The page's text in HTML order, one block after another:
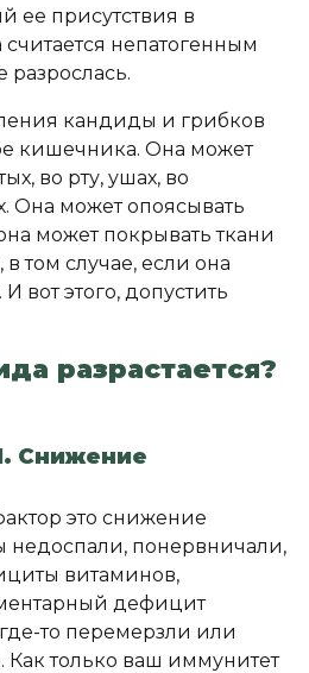
ее присутствия в
непатогенным
разрослась.
кандиды и грибков
кишечника. Она может
во рту, ушах, во
Она может опоясывать
может покрывать ткани
том случае, если она
вот этого, допустить
разрастается?
Снижение
это снижение
недоспали, понервничали,
витаминов,
дефицит
то перемерзли или
Как только ваш иммунитет